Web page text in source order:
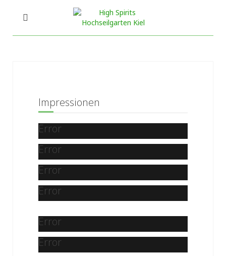
Impressionen
Error
Error
Error
Error
Error
Error